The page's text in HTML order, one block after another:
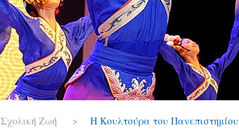
Σχολική Ζωή > Η Κουλτούρα του Πανεπιστημίου